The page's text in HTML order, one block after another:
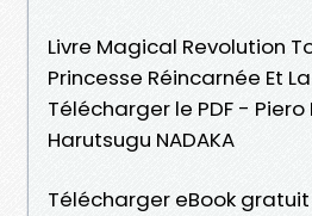
Livre Magical Revolution
Princesse Réincarnée Et
Télécharger le PDF - Piero
Harutsugu NADAKA
Télécharger eBook